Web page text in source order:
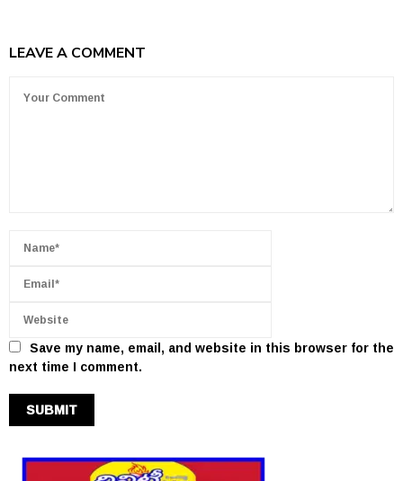
LEAVE A COMMENT
Save my name, email, and website in this browser for the
next time I comment.